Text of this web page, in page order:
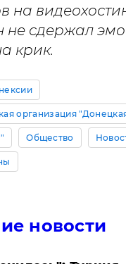
на
не сдержал
крик.
организация
Общество
новости